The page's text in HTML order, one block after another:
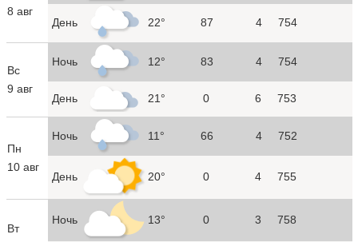
8 авг
День 22° 87 4 754
Вс
9 авг
Ночь 12° 83 4 754
День 21° 0 6 753
Пн
10 авг
Ночь 11° 66 4 752
День 20° 0 4 755
Вт
Ночь 13° 0 3 758